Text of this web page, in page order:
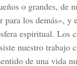
o grandes, de
los demás», y
espiritual. Los
nuestro trabajo
de una vida